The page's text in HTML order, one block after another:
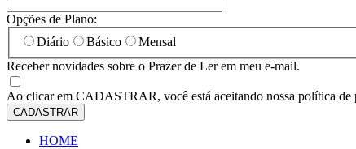
Opções de Plano:
Diário
Básico
Mensal
Receber novidades sobre o Prazer de Ler em meu e-mail.
Ao clicar em CADASTRAR, você está aceitando nossa política
CADASTRAR
HOME